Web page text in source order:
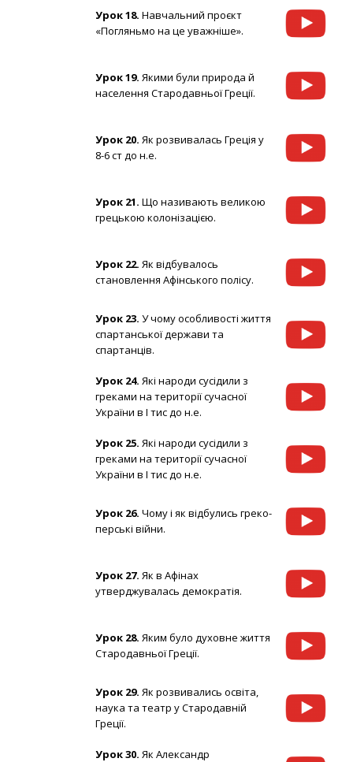
Урок 18. Навчальний проєкт
«Погляньмо на це уважніше».
Урок 19. Якими були природа й
населення Стародавньої Греції.
Урок 20. Як розвивалась Греція у
8-6 ст до н.е.
Урок 21. Що називають великою
грецькою колонізацією.
Урок 22. Як відбувалось
становлення Афінського полісу.
Урок 23. У чому особливості життя
спартанської держави та
спартанців.
Урок 24. Які народи сусідили з
греками на території сучасної
України в І тис до н.е.
Урок 25. Які народи сусідили з
греками на території сучасної
України в І тис до н.е.
Урок 26. Чому і як відбулись греко-
перські війни.
Урок 27. Як в Афінах
утверджувалась демократія.
Урок 28. Яким було духовне життя
Стародавньої Греції.
Урок 29. Як розвивались освіта,
наука та театр у Стародавній
Греції.
Урок 30. Як Александр